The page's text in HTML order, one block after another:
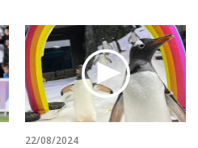
22/08/2024